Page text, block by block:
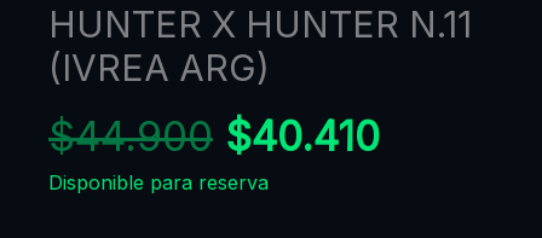
HUNTER X HUNTER N.11
(IVREA ARG)
$44.900 $40.410
Disponible para reserva